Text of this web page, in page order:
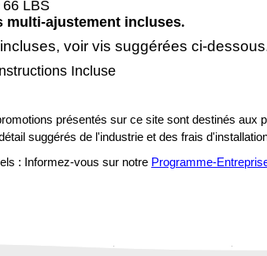
LBS
multi-ajustement incluses.
voir vis suggérées ci-
Incluse
présentés sur ce site sont destinés aux
suggérés de l'industrie et des frais
: Informez-vous sur notre Programme-